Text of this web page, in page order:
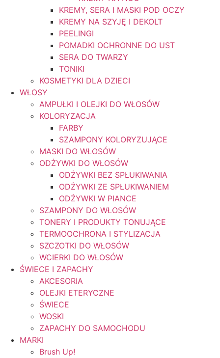
KREMY, SERA I MASKI POD OCZY
KREMY NA SZYJĘ I DEKOLT
PEELINGI
POMADKI OCHRONNE DO UST
SERA DO TWARZY
TONIKI
KOSMETYKI DLA DZIECI
WŁOSY
AMPUŁKI I OLEJKI DO WŁOSÓW
KOLORYZACJA
FARBY
SZAMPONY KOLORYZUJĄCE
MASKI DO WŁOSÓW
ODŻYWKI DO WŁOSÓW
ODŻYWKI BEZ SPŁUKIWANIA
ODŻYWKI ZE SPŁUKIWANIEM
ODŻYWKI W PIANCE
SZAMPONY DO WŁOSÓW
TONERY I PRODUKTY TONUJĄCE
TERMOOCHRONA I STYLIZACJA
SZCZOTKI DO WŁOSÓW
WCIERKI DO WŁOSÓW
ŚWIECE I ZAPACHY
AKCESORIA
OLEJKI ETERYCZNE
ŚWIECE
WOSKI
ZAPACHY DO SAMOCHODU
MARKI
Brush Up!